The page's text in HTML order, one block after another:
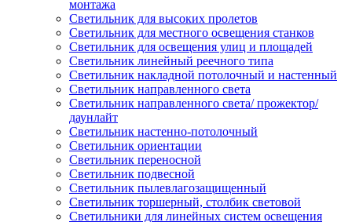
монтажа
Светильник для высоких пролетов
Светильник для местного освещения станков
Светильник для освещения улиц и площадей
Светильник линейный реечного типа
Светильник накладной потолочный и настенный
Светильник направленного света
Светильник направленного света/ прожектор/
даунлайт
Светильник настенно-потолочный
Светильник ориентации
Светильник переносной
Светильник подвесной
Светильник пылевлагозащищенный
Светильник торшерный, столбик световой
Светильники для линейных систем освещения